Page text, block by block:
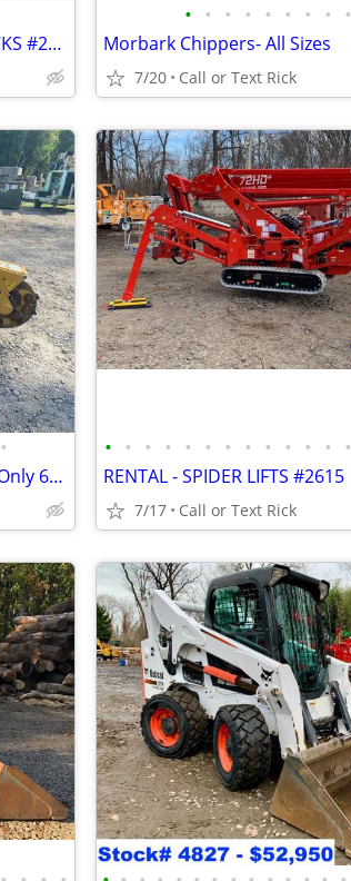
RENTAL - BUCKET TRUCKS / CHIP TRUCKS #2349
• • • • • • • • •
Morbark Chippers- All Sizes
7/20 Call or Text Rick
•
2021 Rayco RG37 Stump Grinder with Only 604 Hours!!! #4965
• • • • • • • • • • • • •
RENTAL - SPIDER LIFTS #2615
7/17 Call or Text Rick